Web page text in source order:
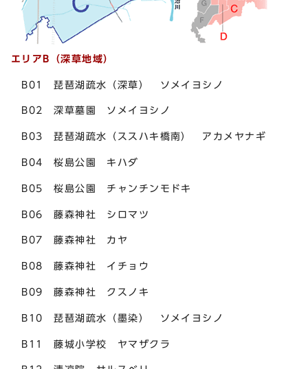
エリアB（深草地域）
B01 琵琶湖疏水（深草） ソメイヨシノ
B02 深草墓園 ソメイヨシノ
B03 琵琶湖疏水（ススハキ橋南） アカメヤナギ
B04 桜島公園 キハダ
B05 桜島公園 チャンチンモドキ
B06 藤森神社 シロマツ
B07 藤森神社 カヤ
B08 藤森神社 イチョウ
B09 藤森神社 クスノキ
B10 琵琶湖疏水（墨染） ソメイヨシノ
B11 藤城小学校 ヤマザクラ